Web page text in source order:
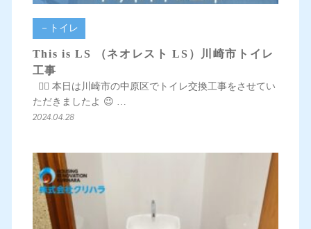
－トイレ
This is LS （ネオレスト LS）川崎市トイレ
工事
💁‍♀️ 本日は川崎市の中原区でトイレ交換工事をさせてい
ただきましたよ 😉 …
2024.04.28